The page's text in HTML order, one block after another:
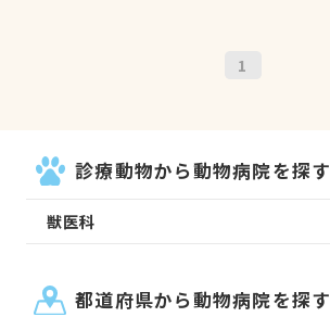
1
診療動物から動物病院を探す
獣医科
都道府県から動物病院を探す